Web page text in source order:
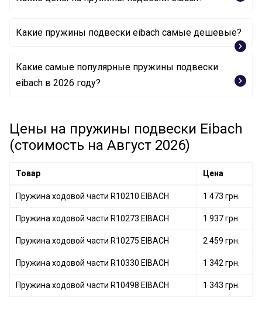
Какие пружины подвески eibach самые дешевые?
Пружина ходовой части R10309 EIBACH
Пружина ходовой части R10046 EIBACH
Какие самые популярные пружины подвески
eibach в 2026 году?
Цены на пружины подвески Eibach
(стоимость на Август 2026)
Товар Цена
Пружина ходовой части R10210 EIBACH 1 473 грн.
Пружина ходовой части R10273 EIBACH 1 937 грн.
Пружина ходовой части R10275 EIBACH 2 459 грн.
Пружина ходовой части R10330 EIBACH 1 342 грн.
Пружина ходовой части R10498 EIBACH 1 343 грн.